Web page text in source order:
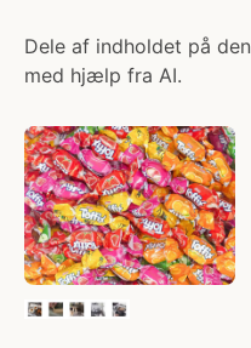
Dele af indholdet på
med hjælp fra AI.